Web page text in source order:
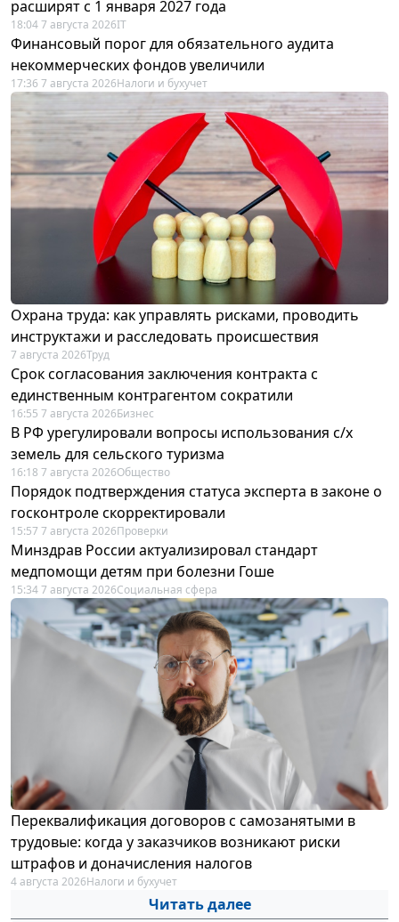
расширят с 1 января 2027 года
18:04 7 августа 2026IT
Финансовый порог для обязательного аудита
некоммерческих фондов увеличили
17:36 7 августа 2026Налоги и бухучет
Охрана труда: как управлять рисками, проводить
инструктажи и расследовать происшествия
7 августа 2026Труд
Срок согласования заключения контракта с
единственным контрагентом сократили
16:55 7 августа 2026Бизнес
В РФ урегулировали вопросы использования с/х
земель для сельского туризма
16:18 7 августа 2026Общество
Порядок подтверждения статуса эксперта в законе о
госконтроле скорректировали
15:57 7 августа 2026Проверки
Минздрав России актуализировал стандарт
медпомощи детям при болезни Гоше
15:34 7 августа 2026Социальная сфера
Переквалификация договоров с самозанятыми в
трудовые: когда у заказчиков возникают риски
штрафов и доначисления налогов
4 августа 2026Налоги и бухучет
Читать далее